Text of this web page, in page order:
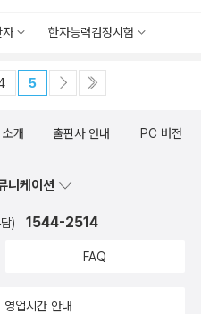
자 한자능력검정시험
5
개 출판사 안내 PC 버전
니케이션
) 1544-2514
FAQ
업시간 안내